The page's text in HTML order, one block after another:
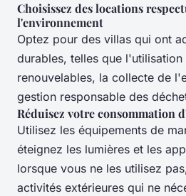
Choisissez des locations
l'environnement
Optez pour des villas qui ont
durables, telles que
renouvelables, la collecte de
gestion responsable des
Réduisez votre consommation
Utilisez les équipements de
éteignez les lumières et les
lorsque vous ne les utilisez
activités extérieures qui ne